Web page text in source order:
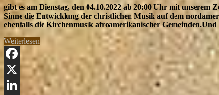
gibt es am Dienstag, den 04.10.2022 ab 20:00 Uhr mit unserem
Sinne die Entwicklung der christlichen Musik auf dem
ebenfalls die Kirchenmusik afroamerikanischer
Weiterlesen
Facebook
X